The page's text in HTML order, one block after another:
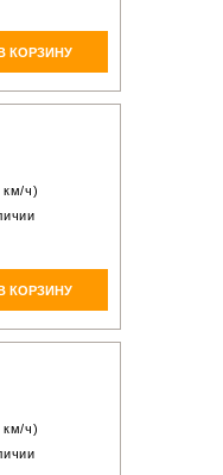
КОРЗИНУ
км/ч)
КОРЗИНУ
км/ч)